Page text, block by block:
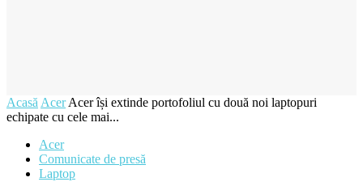
Acasă Acer Acer își extinde portofoliul cu două noi laptopuri
echipate cu cele mai...
Acer
Comunicate de presă
Laptop